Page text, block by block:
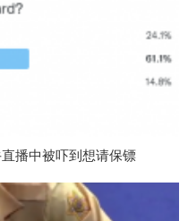
播中被吓到想请保镖